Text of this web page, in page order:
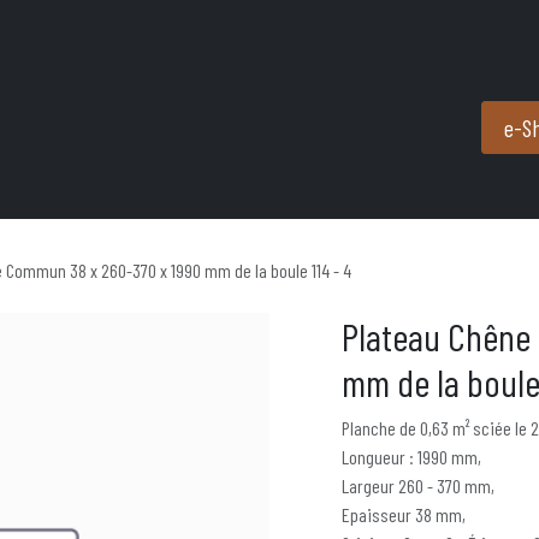
e-
38 x 260-370 x 1990 mm de la boule 114 - 4
Plateau
mm de la
Planche de 0,63 m² sciée le
Longueur : 1990 mm,
Largeur 260 - 370 mm,
Epaisseur 38 mm,